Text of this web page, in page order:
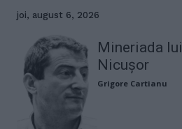
joi, august 6, 2026
Mineriada lui
Nicușor
Grigore Cartianu